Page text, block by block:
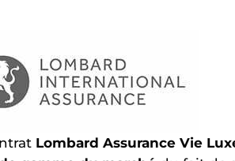
Lombard Assurance Vie